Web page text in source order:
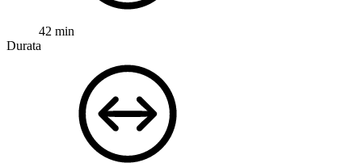
42 min
Durata